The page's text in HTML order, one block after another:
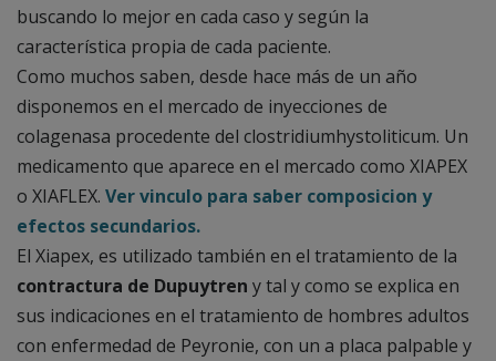
buscando lo mejor en cada caso y según la
característica propia de cada paciente.
Como muchos saben, desde hace más de un año
disponemos en el mercado de inyecciones de
colagenasa procedente del clostridiumhystoliticum. Un
medicamento que aparece en el mercado como XIAPEX
o XIAFLEX. Ver vinculo para saber composicion y
efectos secundarios.
El Xiapex, es utilizado también en el tratamiento de la
contractura de Dupuytren y tal y como se explica en
sus indicaciones en el tratamiento de hombres adultos
con enfermedad de Peyronie, con un a placa palpable y